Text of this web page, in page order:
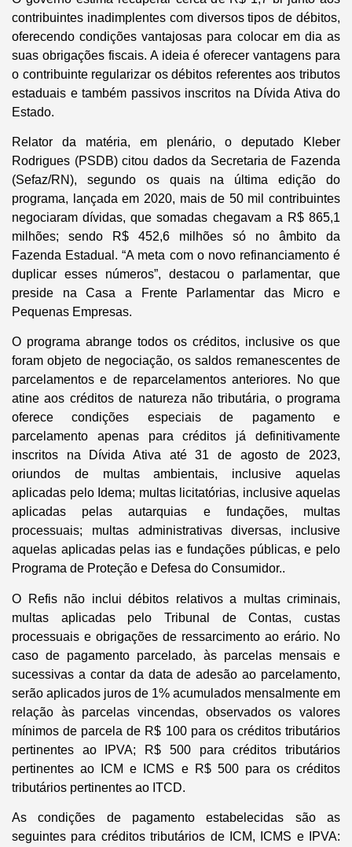
contribuintes inadimplentes com diversos tipos de débitos,
oferecendo condições vantajosas para colocar em dia as
suas obrigações fiscais. A ideia é oferecer vantagens para
o contribuinte regularizar os débitos referentes aos tributos
estaduais e também passivos inscritos na Dívida Ativa do
Estado.
Relator da matéria, em plenário, o deputado Kleber
Rodrigues (PSDB) citou dados da Secretaria de Fazenda
(Sefaz/RN), segundo os quais na última edição do
programa, lançada em 2020, mais de 50 mil contribuintes
negociaram dívidas, que somadas chegavam a R$ 865,1
milhões; sendo R$ 452,6 milhões só no âmbito da
Fazenda Estadual. “A meta com o novo refinanciamento é
duplicar esses números”, destacou o parlamentar, que
preside na Casa a Frente Parlamentar das Micro e
Pequenas Empresas.
O programa abrange todos os créditos, inclusive os que
foram objeto de negociação, os saldos remanescentes de
parcelamentos e de reparcelamentos anteriores. No que
atine aos créditos de natureza não tributária, o programa
oferece condições especiais de pagamento e
parcelamento apenas para créditos já definitivamente
inscritos na Dívida Ativa até 31 de agosto de 2023,
oriundos de multas ambientais, inclusive aquelas
aplicadas pelo Idema; multas licitatórias, inclusive aquelas
aplicadas pelas autarquias e fundações, multas
processuais; multas administrativas diversas, inclusive
aquelas aplicadas pelas ias e fundações públicas, e pelo
Programa de Proteção e Defesa do Consumidor..
O Refis não inclui débitos relativos a multas criminais,
multas aplicadas pelo Tribunal de Contas, custas
processuais e obrigações de ressarcimento ao erário. No
caso de pagamento parcelado, às parcelas mensais e
sucessivas a contar da data de adesão ao parcelamento,
serão aplicados juros de 1% acumulados mensalmente em
relação às parcelas vincendas, observados os valores
mínimos de parcela de R$ 100 para os créditos tributários
pertinentes ao IPVA; R$ 500 para créditos tributários
pertinentes ao ICM e ICMS e R$ 500 para os créditos
tributários pertinentes ao ITCD.
As condições de pagamento estabelecidas são as
seguintes para créditos tributários de ICM, ICMS e IPVA: